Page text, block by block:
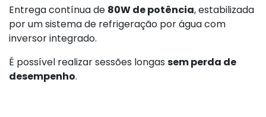
Entrega contínua de 80W de potência, estabilizada
por um sistema de refrigeração por água com
inversor integrado.
É possível realizar sessões longas sem perda de
desempenho.